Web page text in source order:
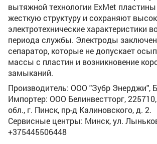
вытяжной технологии ExMet
жесткую структуру и сохраняют
электротехнические характеристики
периода службы. Электроды
сепаратор, которые не допускает
массы с пластин и возникновение
замыканий.
Производитель: ООО "Зубр Энерджи",
Импортер: ООО Белинвестторг,
обл., г. Пинск, пр-д Калиновского, д. 2.
Сервисные центры: Минск, ул.
+375445506448